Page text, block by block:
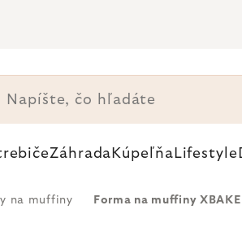
Záhrada Kúpeľňa Lifestyle
na muffiny Forma na muffiny